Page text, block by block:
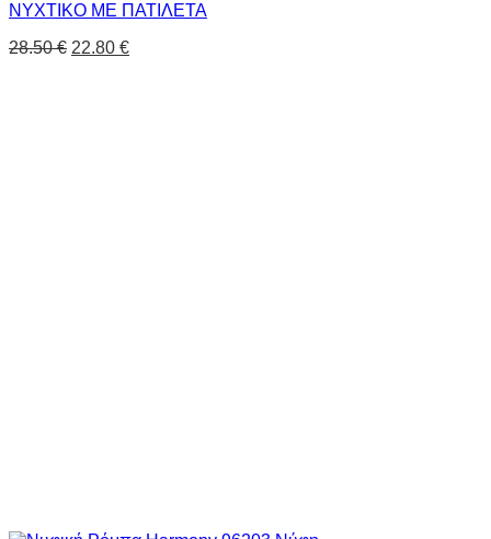
ΝΥΧΤΙΚΟ ΜΕ ΠΑΤΙΛΕΤΑ
28.50€ 22.80 €